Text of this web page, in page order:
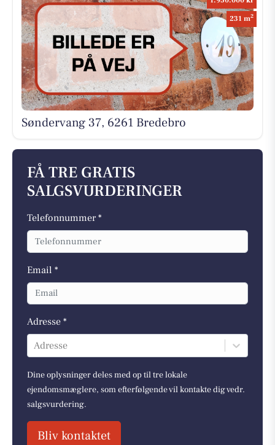
231 m2
Søndervang 37, 6261 Bredebro
FÅ TRE GRATIS
SALGSVURDERINGER
Telefonnummer *
Email *
Adresse *
Adresse
Dine oplysninger deles med op til tre lokale
ejendomsmæglere, som efterfølgende vil kontakte dig vedr.
salgsvurdering.
Bliv kontaktet